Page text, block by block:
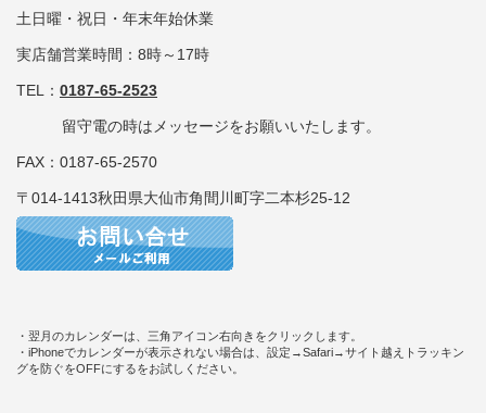
土日曜・祝日・年末年始休業
実店舗営業時間：8時～17時
TEL： 0187-65-2523
留守電の時はメッセージをお願いいたします。
FAX：0187-65-2570
〒014-1413秋田県大仙市角間川町字二本杉25-12
・翌月のカレンダーは、三角アイコン右向きをクリックします。
・iPhoneでカレンダーが表示されない場合は、設定→Safari→サイト越えトラッキン
グを防ぐをOFFにするをお試しください。